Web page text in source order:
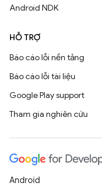
Android NDK
HỖ TRỢ
Báo cáo lỗi nền tảng
Báo cáo lỗi tài liệu
Google Play support
Tham gia nghiên cứu
Android